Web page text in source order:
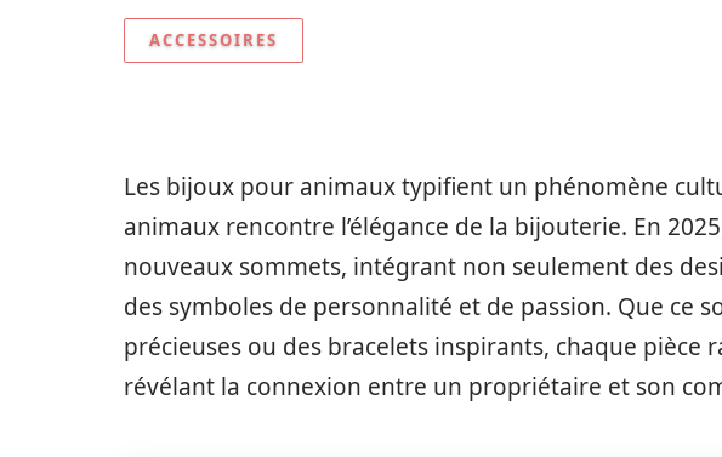
ACCESSOIRES
Les bijoux pour animaux typifient un phénomène
animaux rencontre l’élégance de la bijouterie. En
nouveaux sommets, intégrant non seulement des
des symboles de personnalité et de passion. Que ce
précieuses ou des bracelets inspirants, chaque pièce
révélant la connexion entre un propriétaire et son